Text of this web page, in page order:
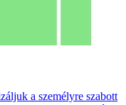
a személyre szabott